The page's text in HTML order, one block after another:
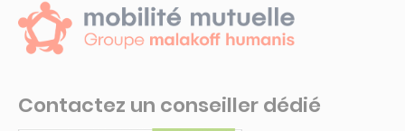
Contactez un conseiller dédié